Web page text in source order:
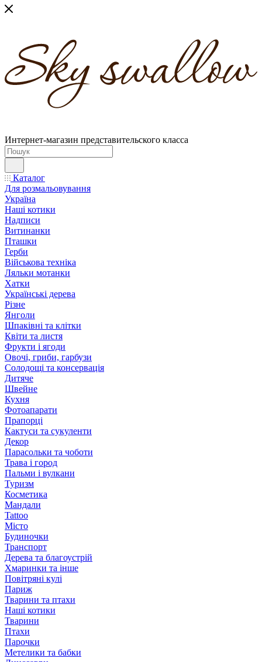
Интернет-магазин представительского класса
Каталог
Для розмальовування
Україна
Наші котики
Надписи
Витинанки
Пташки
Герби
Військова техніка
Ляльки мотанки
Хатки
Українські дерева
Різне
Янголи
Шпаківні та клітки
Квіти та листя
Фрукти і ягоди
Овочі, гриби, гарбузи
Солодощі та консервація
Дитяче
Швейне
Кухня
Фотоапарати
Прапорці
Кактуси та сукуленти
Декор
Парасольки та чоботи
Трава і город
Пальми і вулкани
Туризм
Косметика
Мандали
Tattoo
Місто
Будиночки
Транспорт
Дерева та благоустрій
Хмаринки та інше
Повітряні кулі
Париж
Тварини та птахи
Наші котики
Тварини
Птахи
Парочки
Метелики та бабки